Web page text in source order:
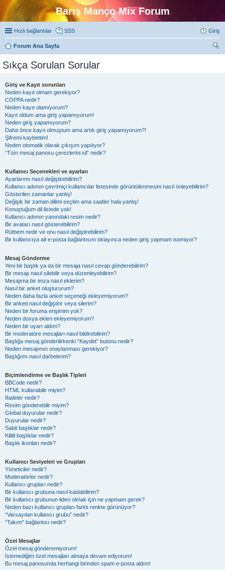
Barış Manço Mix Forum
Hızlı bağlantılar SSS Giriş
Forum Ana Sayfa
Sıkça Sorulan Sorular
Giriş ve Kayıt sorunları
Neden kayıt olmam gerekiyor?
COPPA nedir?
Neden kayıt olamıyorum?
Kayıt oldum ama giriş yapamıyorum!
Neden giriş yapamıyorum?
Daha önce kayıt olmuştum ama artık giriş yapamıyorum?!
Şifremi kaybettim!
Neden otomatik olarak çıkışım yapılıyor?
“Tüm mesaj panosu çerezlerini sil” nedir?
Kullanıcı Seçenekleri ve ayarları
Ayarlarımı nasıl değiştirebilirim?
Kullanıcı adımın çevrimiçi kullanıcılar listesinde görüntülenmesini nasıl önleyebilirim?
Gösterilen zamanlar yanlış!
Değişik bir zaman dilimi seçtim ama saatler hala yanlış!
Konuştuğum dil listede yok!
Kullanıcı adımın yanındaki resim nedir?
Bir avatarı nasıl gösterebilirim?
Rütbem nedir ve onu nasıl değiştirebilirim?
Bir kullanıcıya ait e-posta bağlantısını tıklayınca neden giriş yapmam isteniyor?
Mesaj Gönderme
Yeni bir başlık ya da bir mesaja nasıl cevap gönderebilirim?
Bir mesajı nasıl silebilir veya düzenleyebilirim?
Mesajıma bir imza nasıl eklerim?
Nasıl bir anket oluştururum?
Neden daha fazla anket seçeneği ekleyemiyorum?
Bir anketi nasıl değiştirir veya silerim?
Neden bir foruma erişimim yok?
Neden dosya ekleri ekleyemiyorum?
Neden bir uyarı aldım?
Bir moderatöre mesajları nasıl bildirebilirim?
Başlığa mesaj gönderilirkenki “Kaydet” butonu nedir?
Neden mesajımın onaylanması gerekiyor?
Başlığımı nasıl darbelerim?
Biçimlendirme ve Başlık Tipleri
BBCode nedir?
HTML kullanabilir miyim?
İfadeler nedir?
Resim gönderebilir miyim?
Global duyurular nedir?
Duyurular nedir?
Sabit başlıklar nedir?
Kilitli başlıklar nedir?
Başlık ikonları nedir?
Kullanıcı Seviyeleri ve Grupları
Yöneticiler nedir?
Moderatörler nedir?
Kullanıcı grupları nedir?
Bir kullanıcı grubuna nasıl katılabilirim?
Bir kullanıcı grubunun lideri olmak için ne yapmam gerek?
Neden bazı kullanıcı grupları farklı renkte görünüyor?
“Varsayılan kullanıcı grubu” nedir?
“Takım” bağlantısı nedir?
Özel Mesajlar
Özel mesaj gönderemiyorum!
İstemediğim özel mesajları almaya devam ediyorum!
Bu mesaj panosunda herhangi birinden spam e-posta aldım!